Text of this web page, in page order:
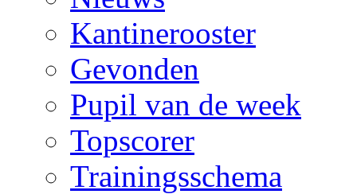
Kantinerooster
Gevonden
Pupil van de week
Topscorer
Trainingsschema